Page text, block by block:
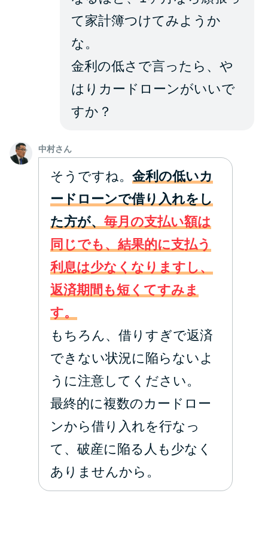
て家計簿つけてみようか
な。
金利の低さで言ったら、や
はりカードローンがいいで
すか？
中村さん
そうですね。 金利の低いカ
ードローンで借り入れをし
た方が、 毎月の支払い額は
同じでも、結果的に支払う
利息は少なくなりますし、
返済期間も短くてすみま
す。
もちろん、借りすぎで返済
できない状況に陥らないよ
うに注意してください。
最終的に複数のカードロー
ンから借り入れを行なっ
て、破産に陥る人も少なく
ありませんから。